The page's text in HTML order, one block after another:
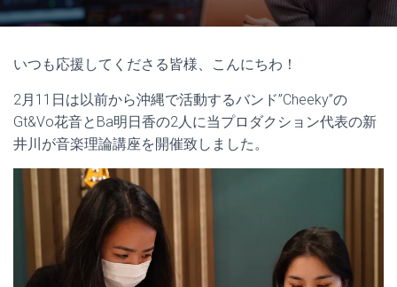
いつも応援してくださる皆様、こんにちわ！
2月11日は以前から沖縄で活動するバンド”Cheeky”の
Gt&Vo花音とBa明日香の2人に当プロダクション代表の新
井川が音楽理論講座を開催致しました。